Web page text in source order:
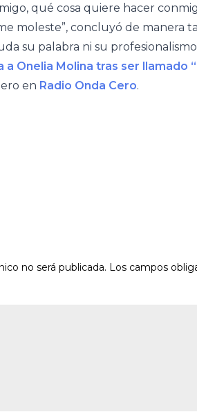
qué cosa quiere hacer
moleste”, concluyó de manera
su palabra ni su
a Onelia Molina tras ser llamado
en Radio Onda Cero.
no será publicada. Los campos